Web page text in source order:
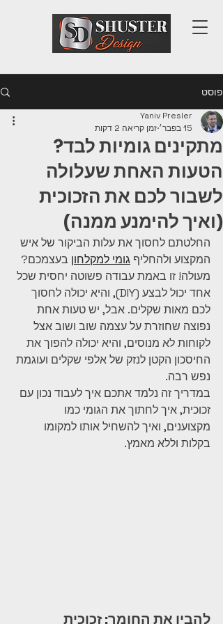
פוסט
מתקינים גומיות לבד?
הטעות האחת שעלולה
לשבור לכם את הזכוכית
(ואיך להימנע ממנה)
Yaniv Presler
15 בפבר׳
זמן קריאה 2 דקות
החלטתם לחסוך את עלות הביקור של איש
המקצוע ולהחליף גומי למקלחון בעצמכם?
מעולה! זו באמת עבודה פשוטה יחסית שכל
אחד יכול לבצע (DIY), והיא יכולה לחסוך
לכם מאות שקלים. אבל, יש טעות אחת
נפוצה שחוזרת על עצמה שוב ושוב אצל
לקוחות לא מנוסים, והיא יכולה להפוך את
החיסכון הקטן לנזק של אלפי שקלים ועוגמת
נפש רבה.
במדריך זה נלמד אתכם איך לעבוד נכון עם
זכוכית, איך לחתוך את הגומי כמו
מקצוענים, ואיך להשחיל אותו למקומו
בקלות וללא מאמץ.
להבין את החומר: זכוכית